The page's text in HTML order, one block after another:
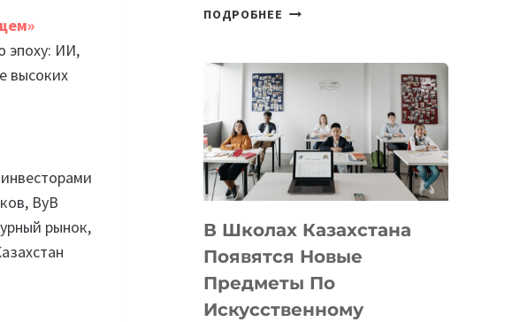
эпоху: ИИ,
высоких
ByB
рынок,
ПОДРОБНЕЕ ОТКРЫТ
DEAL
VELOCITY
MOST
—
МЕЖДУНАРОДНУЮ
ДЛЯ
ТЕХНОЛОГИЧЕСКИХ
СТАРТАПОВ
В Школах Казахстана
Появятся Новые
Предметы По
Искусственному